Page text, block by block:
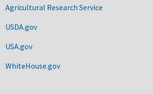
Agricultural Research Service
USDA.gov
USA.gov
WhiteHouse.gov